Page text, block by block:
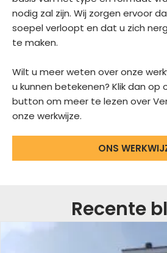
nodig zal zijn. Wij zorgen ervoor
soepel verloopt en dat u zich
te maken.
Wilt u meer weten over onze
u kunnen betekenen? Klik dan op
button om meer te lezen over
onze werkwijze.
ONS
Recente